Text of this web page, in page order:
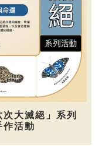
大滅絕」系列
活動